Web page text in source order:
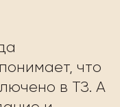
что
в ТЗ. А